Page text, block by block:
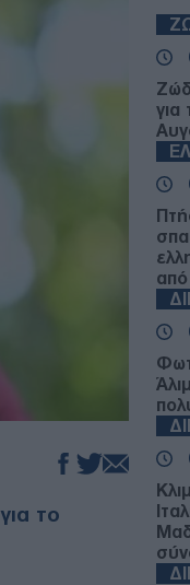
το
για
από